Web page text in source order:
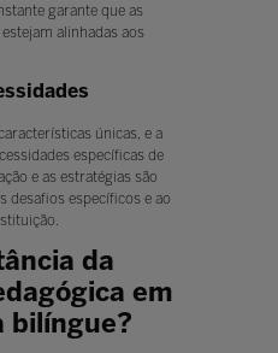
garante que as
alinhadas aos
únicas, e a
específicas de
e as estratégias são
desafios específicos e ao
da
em
bilíngue?